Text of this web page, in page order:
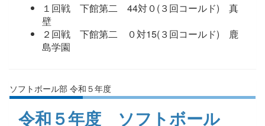
１回戦 下館第二 44対０(３回コールド) 真
壁
２回戦 下館第二 ０対15(３回コールド) 鹿
島学園
ソフトボール部 令和５年度
令和５年度 ソフトボール